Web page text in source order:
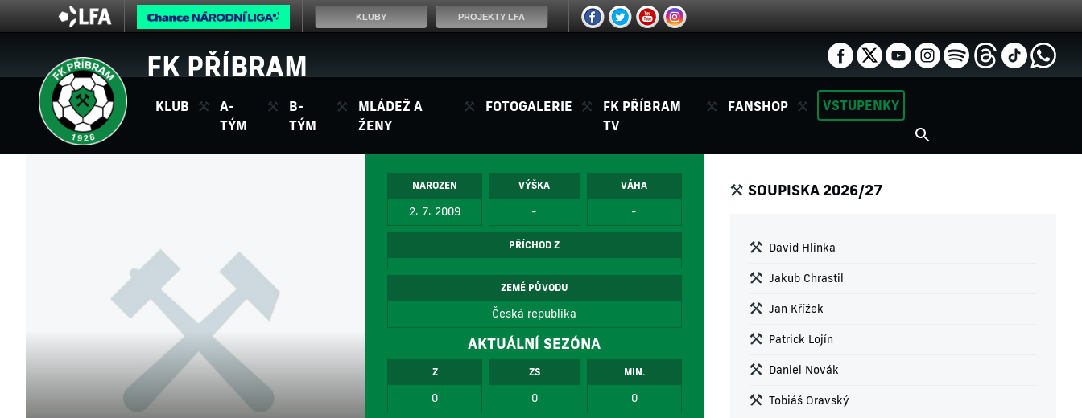
FK PŘÍBRAM
KLUB
A-
TÝM
B-
TÝM
MLÁDEŽ A
ŽENY
FOTOGALERIE
FK PŘÍBRAM
TV
FANSHOP VSTUPENKY
NAROZEN
2. 7. 2009
VÝŠKA
-
VÁHA
-
PŘÍCHOD Z
ZEMĚ PŮVODU
Česká republika
AKTUÁLNÍ SEZÓNA
Z
0
ZS
0
MIN.
0
SOUPISKA 2026/27
David Hlinka
Jakub Chrastil
Jan Křížek
Patrick Lojín
Daniel Novák
Tobiáš Oravský
KLUBY PROJEKTY LFA